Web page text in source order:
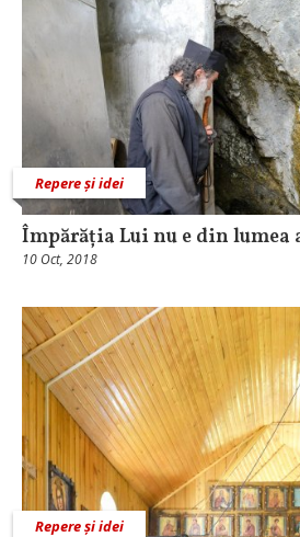
Repere și idei
Împărăția Lui nu e din lumea
10 Oct, 2018
Repere și idei